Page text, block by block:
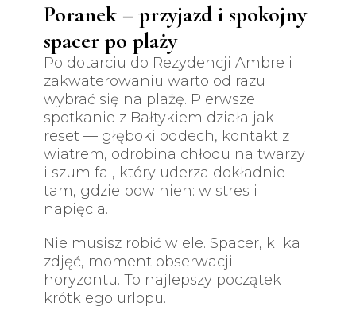
Poranek – przyjazd i spokojny
spacer po plaży
Po dotarciu do Rezydencji Ambre i
zakwaterowaniu warto od razu
wybrać się na plażę. Pierwsze
spotkanie z Bałtykiem działa jak
reset — głęboki oddech, kontakt z
wiatrem, odrobina chłodu na twarzy
i szum fal, który uderza dokładnie
tam, gdzie powinien: w stres i
napięcia.
Nie musisz robić wiele. Spacer, kilka
zdjęć, moment obserwacji
horyzontu. To najlepszy początek
krótkiego urlopu.